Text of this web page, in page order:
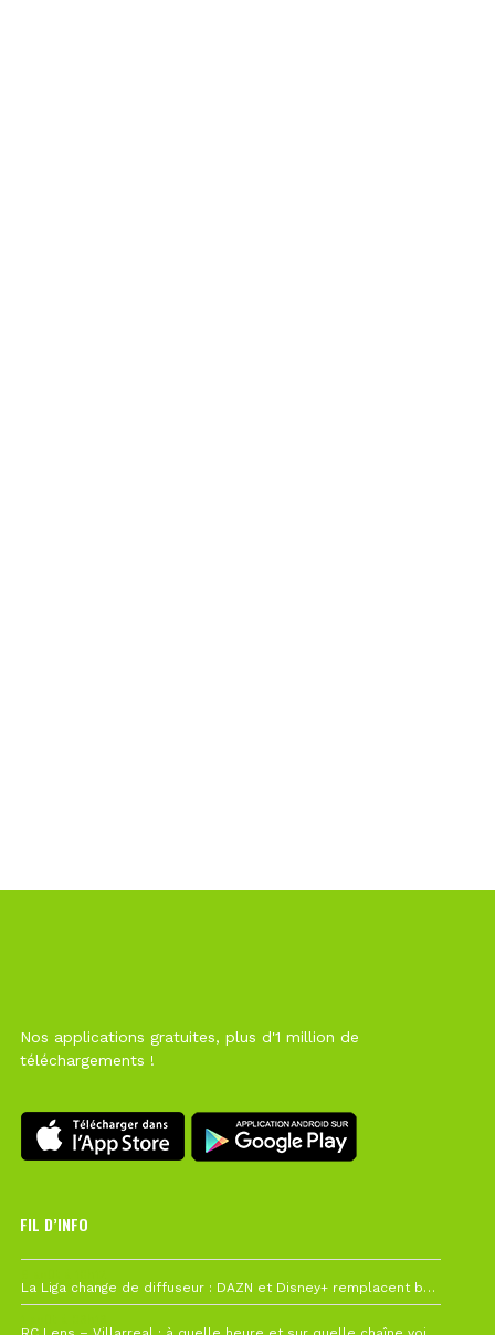
Nos applications gratuites, plus d'1 million de
téléchargements !
FIL D’INFO
La Liga change de diffuseur : DAZN et Disney+ remplacent beIN Sports !